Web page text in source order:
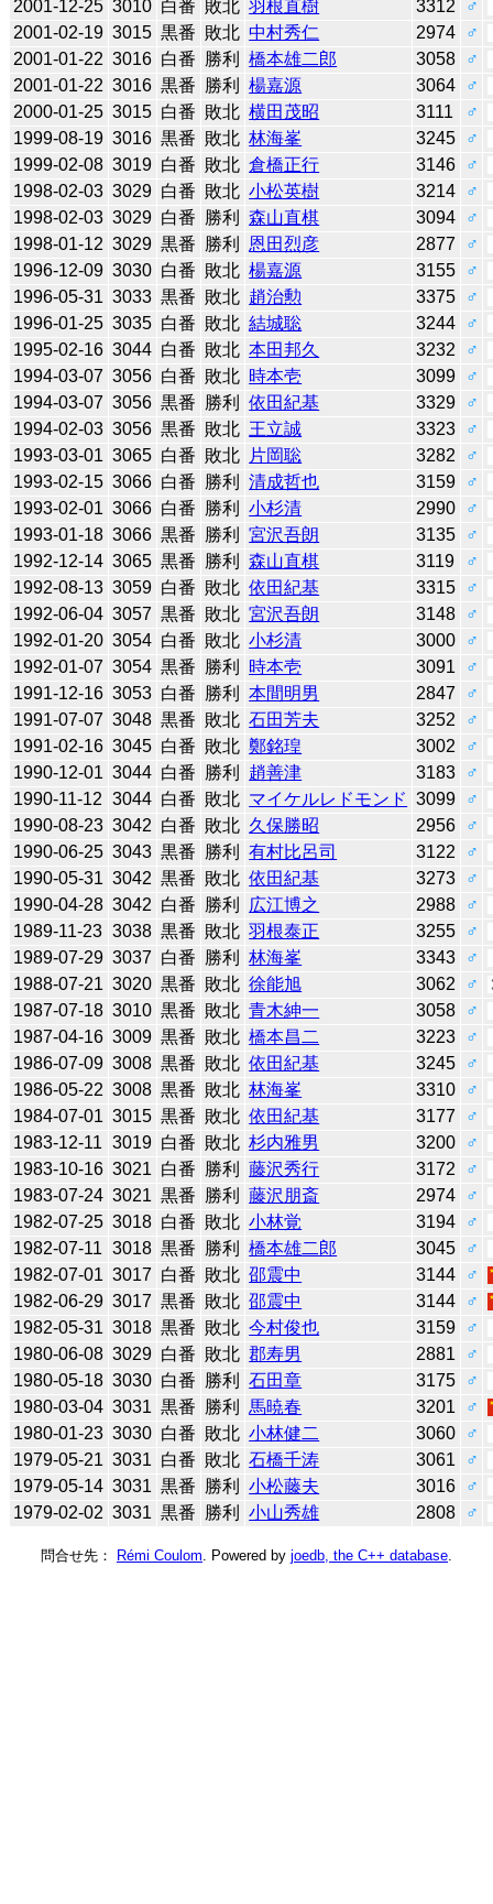
2001-12-25 3010 白番 敗北 羽根直樹 3312
♂
2001-02-19 3015 黒番 敗北 中村秀仁 2974
♂
2001-01-22 3016 白番 勝利 橋本雄二郎 3058
♂
2001-01-22 3016 黒番 勝利 楊嘉源 3064
♂
2000-01-25 3015 白番 敗北 横田茂昭 3111
♂
1999-08-19 3016 黒番 敗北 林海峯 3245
♂
1999-02-08 3019 白番 敗北 倉橋正行 3146
♂
1998-02-03 3029 白番 敗北 小松英樹 3214
♂
1998-02-03 3029 白番 勝利 森山直棋 3094
♂
1998-01-12 3029 黒番 勝利 恩田烈彦 2877
♂
1996-12-09 3030 白番 敗北 楊嘉源 3155
♂
1996-05-31 3033 黒番 敗北 趙治勲 3375
♂
1996-01-25 3035 白番 敗北 結城聡 3244
♂
1995-02-16 3044 白番 敗北 本田邦久 3232
♂
1994-03-07 3056 白番 敗北 時本壱 3099
♂
1994-03-07 3056 黒番 勝利 依田紀基 3329
♂
1994-02-03 3056 黒番 敗北 王立誠 3323
♂
1993-03-01 3065 白番 敗北 片岡聡 3282
♂
1993-02-15 3066 白番 勝利 清成哲也 3159
♂
1993-02-01 3066 白番 勝利 小杉清 2990
♂
1993-01-18 3066 黒番 勝利 宮沢吾朗 3135
♂
1992-12-14 3065 黒番 勝利 森山直棋 3119
♂
1992-08-13 3059 白番 敗北 依田紀基 3315
♂
1992-06-04 3057 黒番 敗北 宮沢吾朗 3148
♂
1992-01-20 3054 白番 敗北 小杉清 3000
♂
1992-01-07 3054 黒番 勝利 時本壱 3091
♂
1991-12-16 3053 白番 勝利 本間明男 2847
♂
1991-07-07 3048 黒番 敗北 石田芳夫 3252
♂
1991-02-16 3045 白番 敗北 鄭銘瑝 3002
♂
1990-12-01 3044 白番 勝利 趙善津 3183
♂
1990-11-12 3044 白番 敗北 マイケルレドモンド 3099
♂
1990-08-23 3042 白番 敗北 久保勝昭 2956
♂
1990-06-25 3043 黒番 勝利 有村比呂司 3122
♂
1990-05-31 3042 黒番 敗北 依田紀基 3273
♂
1990-04-28 3042 白番 勝利 広江博之 2988
♂
1989-11-23 3038 黒番 敗北 羽根泰正 3255
♂
1989-07-29 3037 白番 勝利 林海峯 3343
♂
1988-07-21 3020 黒番 敗北 徐能旭 3062
♂
1987-07-18 3010 黒番 敗北 青木紳一 3058
♂
1987-04-16 3009 黒番 敗北 橋本昌二 3223
♂
1986-07-09 3008 黒番 敗北 依田紀基 3245
♂
1986-05-22 3008 黒番 敗北 林海峯 3310
♂
1984-07-01 3015 黒番 敗北 依田紀基 3177
♂
1983-12-11 3019 白番 敗北 杉内雅男 3200
♂
1983-10-16 3021 白番 勝利 藤沢秀行 3172
♂
1983-07-24 3021 黒番 勝利 藤沢朋斎 2974
♂
1982-07-25 3018 白番 敗北 小林覚 3194
♂
1982-07-11 3018 黒番 勝利 橋本雄二郎 3045
♂
1982-07-01 3017 白番 敗北 邵震中 3144
♂
1982-06-29 3017 黒番 敗北 邵震中 3144
♂
1982-05-31 3018 黒番 敗北 今村俊也 3159
♂
1980-06-08 3029 白番 敗北 郡寿男 2881
♂
1980-05-18 3030 白番 勝利 石田章 3175
♂
1980-03-04 3031 黒番 勝利 馬暁春 3201
♂
1980-01-23 3030 白番 敗北 小林健二 3060
♂
1979-05-21 3031 白番 敗北 石橋千涛 3061
♂
1979-05-14 3031 黒番 勝利 小松藤夫 3016
♂
1979-02-02 3031 黒番 勝利 小山秀雄 2808 ♂
問合せ先： Rémi Coulom . Powered by joedb, the C++ database